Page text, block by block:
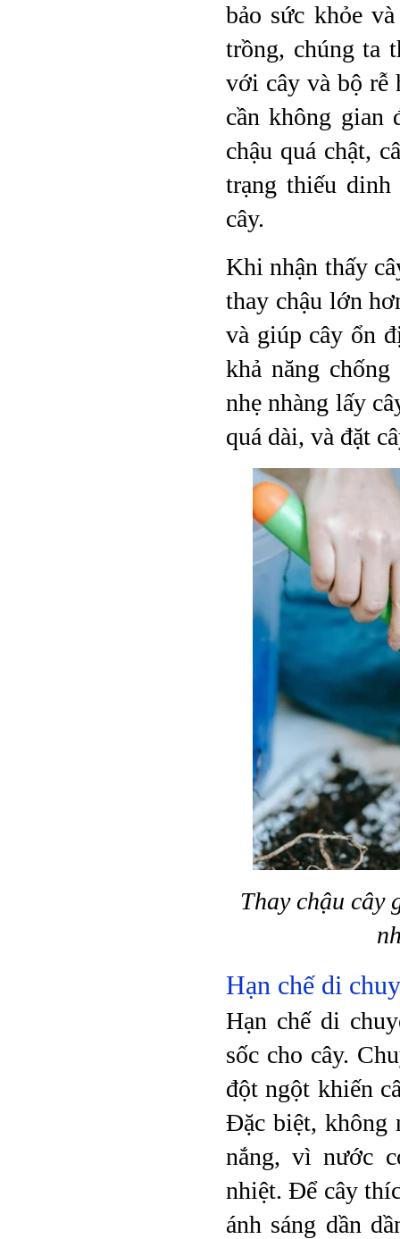
bảo sức khỏe
trồng, chúng ta
với cây và bộ rễ
cần không gian
chậu quá chật,
trạng thiếu
cây.
Khi nhận thấy
thay chậu lớn
và giúp cây ổn
khả năng
nhẹ nhàng lấy
quá dài, và đặt
Thay chậu cây
Hạn chế di
Hạn chế di
sốc cho cây.
đột ngột khiến
Đặc biệt, không
nắng, vì nước
nhiệt. Để cây
ánh sáng dần